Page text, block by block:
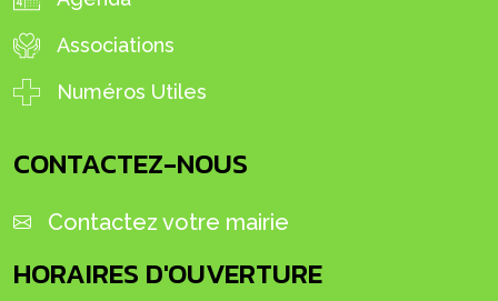
Associations
Numéros Utiles
CONTACTEZ-NOUS
Contactez votre mairie
HORAIRES D'OUVERTURE